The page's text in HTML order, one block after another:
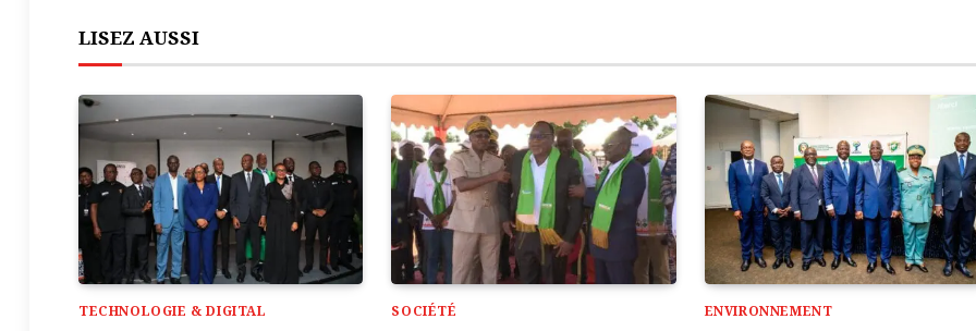
LISEZ AUSSI
TECHNOLOGIE & DIGITAL SOCIÉTÉ ENVIRONNEMENT